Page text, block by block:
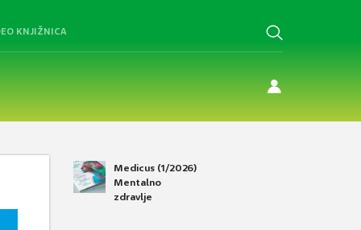
KNJIŽNICA
Medicus (1/2026)
Mentalno
zdravlje